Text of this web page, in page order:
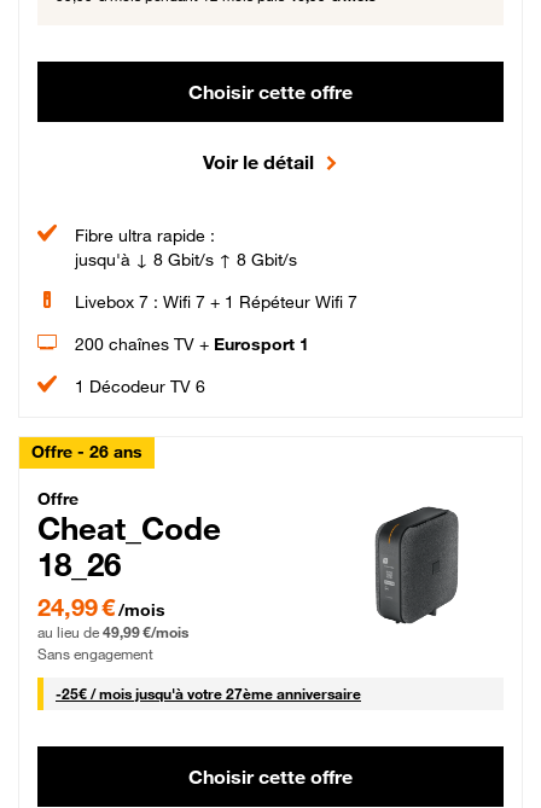
Choisir cette offre
Voir le détail
Fibre ultra rapide :
jusqu'à ↓ 8 Gbit/s ↑ 8 Gbit/s
Livebox 7 : Wifi 7 + 1 Répéteur Wifi 7
200 chaînes TV + Eurosport 1
1 Décodeur TV 6
Offre - 26 ans
Cheat_Code Fibre_18_26
Offre
Cheat_Code
18_26
24,99 € par mois pendant 0 mois puis 49,99 € par mois, Sans engagement
24,99 €/mois
au lieu de 49,99 €/mois
Sans engagement
-25€ / mois25 € par mois
jusqu'à votre 27ème anniversaire
Choisir cette offre